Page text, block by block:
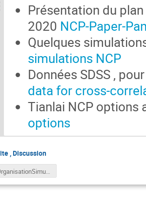
Présentation du
2020 NCP-Paper-
Quelques
simulations NCP
Données SDSS ,
data for cross-
Tianlai NCP options
options
, Discussion
OrganisationSimu_TNCCS.pdf